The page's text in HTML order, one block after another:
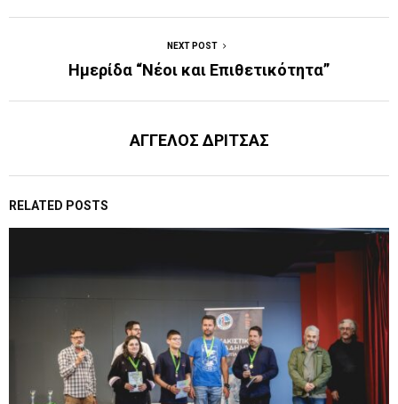
NEXT POST
Hμερίδα “Νέοι και Επιθετικότητα”
ΑΓΓΕΛΟΣ ΔΡΙΤΣΑΣ
RELATED POSTS